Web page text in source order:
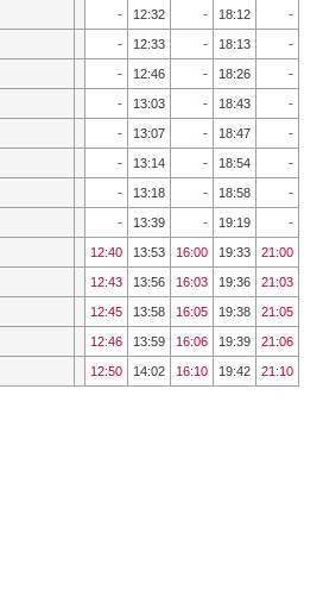
- 12:32 - 18:12 -
- 12:33 - 18:13 -
- 12:46 - 18:26 -
- 13:03 - 18:43 -
- 13:07 - 18:47 -
- 13:14 - 18:54 -
- 13:18 - 18:58 -
- 13:39 - 19:19 -
12:40 13:53 16:00 19:33 21:00
12:43 13:56 16:03 19:36 21:03
12:45 13:58 16:05 19:38 21:05
12:46 13:59 16:06 19:39 21:06
12:50 14:02 16:10 19:42 21:10
- 12:32 - 18:12 -
- 12:33 - 18:13 -
- 12:46 - 18:26 -
- 13:03 - 18:43 -
- 13:07 - 18:47 -
- 13:14 - 18:54 -
- 13:18 - 18:58 -
- 13:39 - 19:19 -
12:40 13:53 16:00 19:33 21:00
12:43 13:56 16:03 19:36 21:03
12:45 13:58 16:05 19:38 21:05
12:46 13:59 16:06 19:39 21:06
12:50 14:02 16:10 19:42 21:10